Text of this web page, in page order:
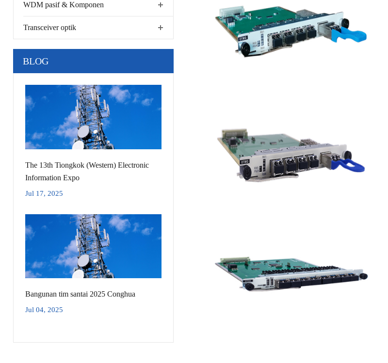
WDM pasif & Komponen
Transceiver optik
BLOG
The 13th Tiongkok (Western) Electronic
Information Expo
Jul 17, 2025
Bangunan tim santai 2025 Conghua
Jul 04, 2025